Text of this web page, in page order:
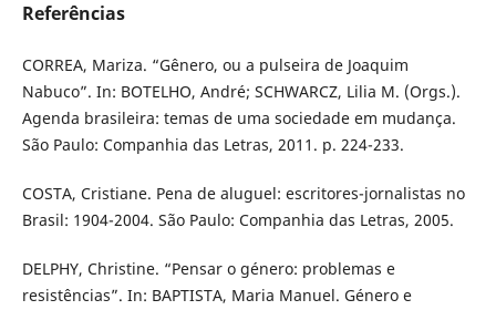
Referências
CORREA, Mariza. “Gênero, ou a pulseira de Joaquim
Nabuco”. In: BOTELHO, André; SCHWARCZ, Lilia M. (Orgs.).
Agenda brasileira: temas de uma sociedade em mudança.
São Paulo: Companhia das Letras, 2011. p. 224-233.
COSTA, Cristiane. Pena de aluguel: escritores-jornalistas no
Brasil: 1904-2004. São Paulo: Companhia das Letras, 2005.
DELPHY, Christine. “Pensar o género: problemas e
resistências”. In: BAPTISTA, Maria Manuel. Género e